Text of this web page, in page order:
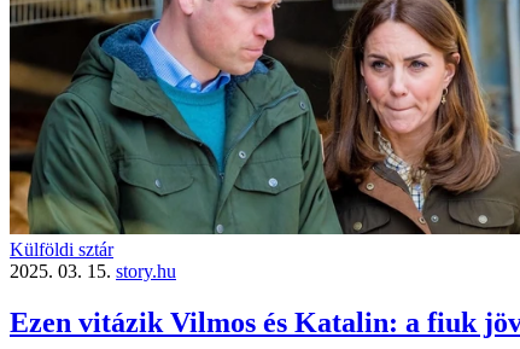
Külföldi sztár
2025. 03. 15. story.hu
Ezen vitázik Vilmos és Katalin: a fiuk